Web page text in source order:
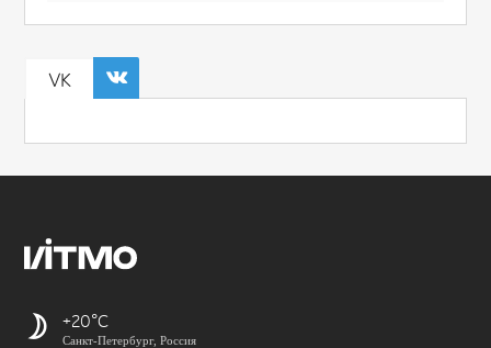
VK
+20
Санкт-Петербург, Россия